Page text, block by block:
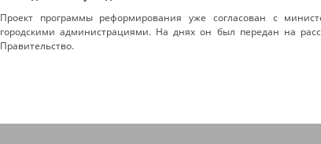
Проект программы реформирования уже согласован с
городскими администрациями. На днях он был передан на
Правительство.